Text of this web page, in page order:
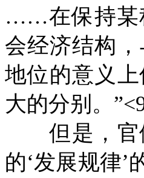
……在保持某
会经济结构
地位的意义
大的分别。
但是，官僚
的‘发展规律